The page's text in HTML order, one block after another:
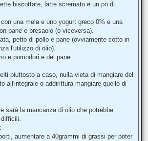
biscottate, latte scremato e un pò di
una mela e uno yogurt greco 0% e una
pane e bresaolo (o viceversa).
petto di pollo e pane (ovviamente cotto in
l'utilizzo di olio).
e pomodori e del pane.
piuttosto a caso, nulla vieta di mangiare del
all'integrale o addirittura mangiare quello di
sarà la mancanza di olio che potrebbe
aumentare a 40grammi di grassi per poter